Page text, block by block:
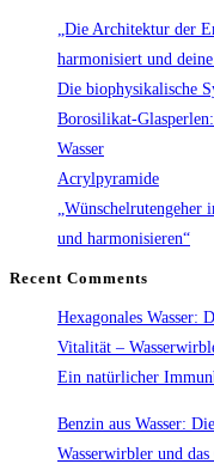
„Die Architektur der
harmonisiert und
Die biophysikalische
Borosilikat-
Wasser
Acrylpyramide
und harmonisieren“
Recent Comments
Hexagonales Wasser:
Vitalität –
Ein natürlicher
Benzin aus Wasser:
Wasserwirbler und das